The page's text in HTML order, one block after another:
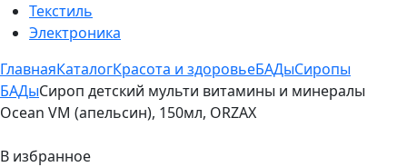
Текстиль
Электроника
ГлавнаяКаталогКрасота и здоровьеБАДыСиропы
БАДыСироп детский мульти витамины и минералы
Ocean VM (апельсин), 150мл, ORZAX
В избранное